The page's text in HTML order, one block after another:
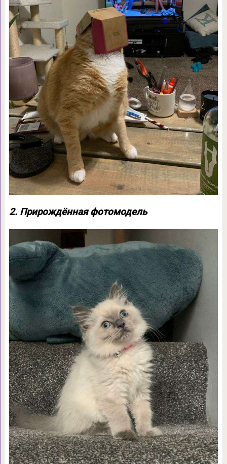
2. Прирождённая фотомодель